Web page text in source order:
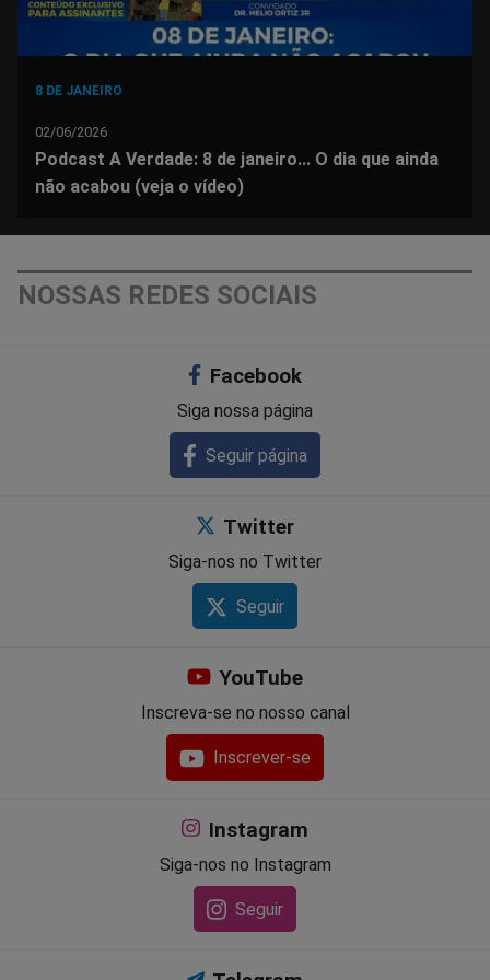
8 DE JANEIRO
02/06/2026
Podcast A Verdade: 8 de janeiro... O dia que ainda
não acabou (veja o vídeo)
NOSSAS REDES SOCIAIS
Facebook
Siga nossa página
Seguir página
Twitter
Siga-nos no Twitter
Seguir
YouTube
Inscreva-se no nosso canal
Inscrever-se
Instagram
Siga-nos no Instagram
Seguir